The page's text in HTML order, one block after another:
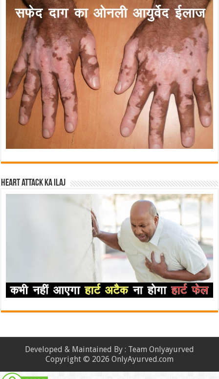
Heart attack ka ilaj
Developed & Maintained By : Team Onlyayurved
Copyright © 2026 OnlyAyurved.com